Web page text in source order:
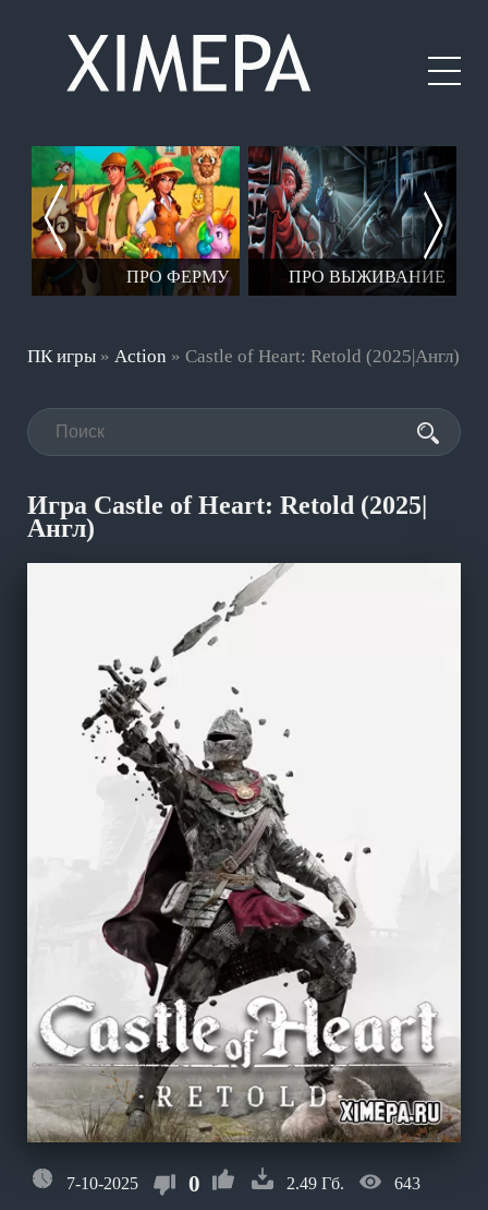
ПРО ФЕРМУ ПРО ВЫЖИВАНИЕ
ПК игры » Action » Castle of Heart: Retold (2025|Англ)
Игра Castle of Heart: Retold (2025|
Англ)
7-10-2025 0 2.49 Гб. 643